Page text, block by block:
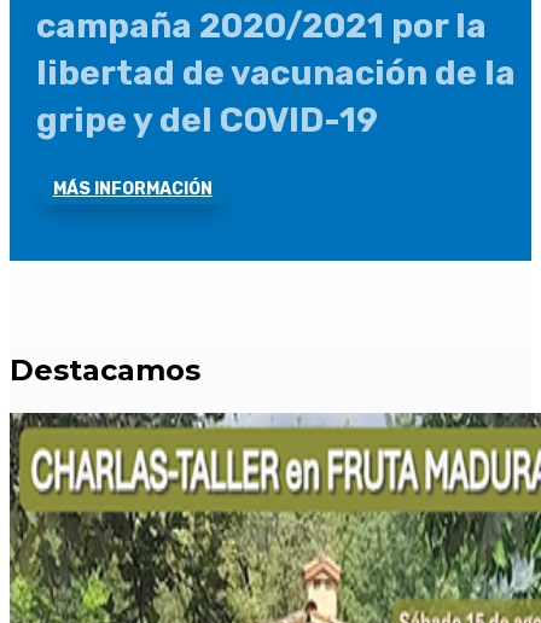
campaña 2020/2021 por la
libertad de vacunación de la
gripe y del COVID-19
MÁS INFORMACIÓN
Destacamos